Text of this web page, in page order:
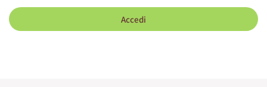
Accedi